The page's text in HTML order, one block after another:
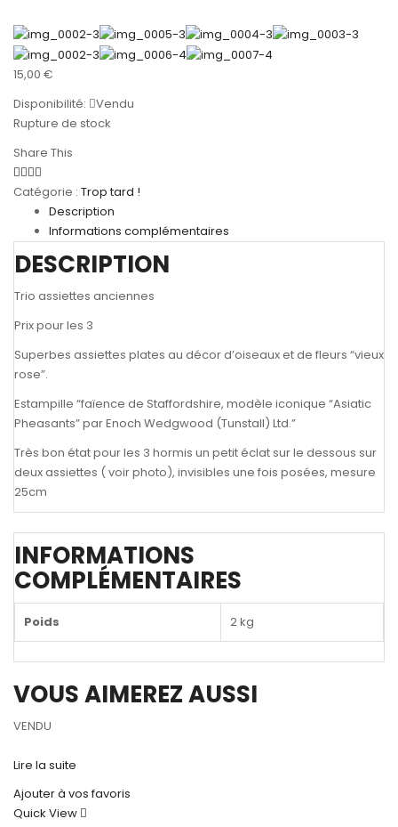
15,00 €
Disponibilité:
Vendu
Rupture de stock
Share This
Catégorie : Trop tard !
Description
Informations complémentaires
DESCRIPTION
Trio assiettes anciennes
Prix pour les 3
Superbes assiettes plates au décor d’oiseaux et de fleurs “vieux
rose”.
Estampille “faïence de Staffordshire, modèle iconique “Asiatic
Pheasants” par Enoch Wedgwood (Tunstall) Ltd.”
Très bon état pour les 3 hormis un petit éclat sur le dessous sur
deux assiettes ( voir photo), invisibles une fois posées, mesure
25cm
INFORMATIONS
COMPLÉMENTAIRES
Poids 2 kg
VOUS AIMEREZ AUSSI
VENDU
Lire la suite
Ajouter à vos favoris
Quick View